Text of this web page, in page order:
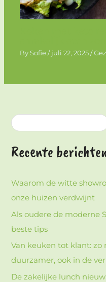
BySofie/ juli 22, 2025/
Recente
Waarom de witte
onze huizen verdwijnt
Als oudere de moderne
beste tips
Van keuken tot klant: zo
duurzamer, ook in de
De zakelijke lunch